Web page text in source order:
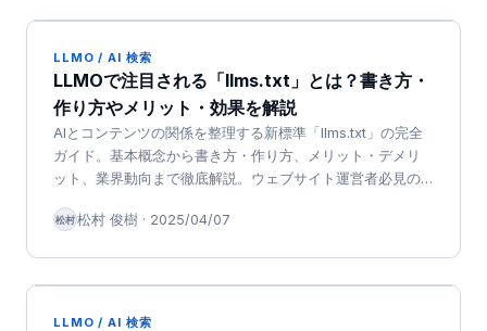
LLMO / AI 検索
LLMOで注目される「llms.txt」とは？書き方・
作り方やメリット・効果を解説
AIとコンテンツの関係を整理する新標準「llms.txt」の完全
ガイド。基本概念から書き方・作り方、メリット・デメリ
ット、業界動向まで徹底解説。ウェブサイト運営者必見の
松村松村 俊樹 · 2025/04/07
LLMO / AI 検索